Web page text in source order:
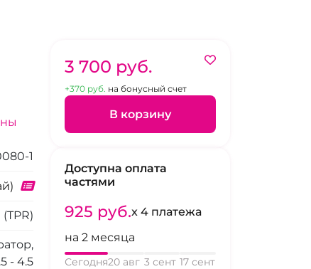
1
- 4.5
3 700 pуб.
+370 pуб. на бонусный счет
В корзину
Доступна оплата
частями
925 pуб.x 4 платежа
на 2 месяца
Сегодня20 авг 3 сент 17 сент